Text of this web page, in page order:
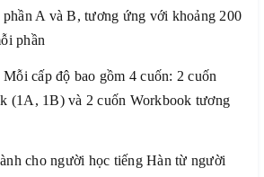
phần A và B, tương ứng với khoảng 200
phần
Mỗi cấp độ bao gồm 4 cuốn: 2 cuốn
(1A, 1B) và 2 cuốn Workbook tương
cho người học tiếng Hàn từ người